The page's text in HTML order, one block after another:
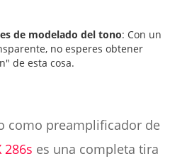
de modelado del tono: Con un
no esperes obtener
de esta cosa.
como preamplificador de
286s es una completa tira